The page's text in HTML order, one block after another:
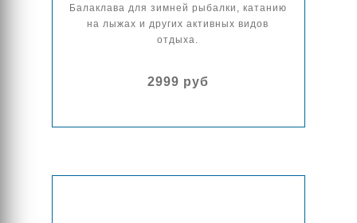
Балаклава для зимней рыбалки, катанию
на лыжах и других активных видов
отдыха.
2999 руб